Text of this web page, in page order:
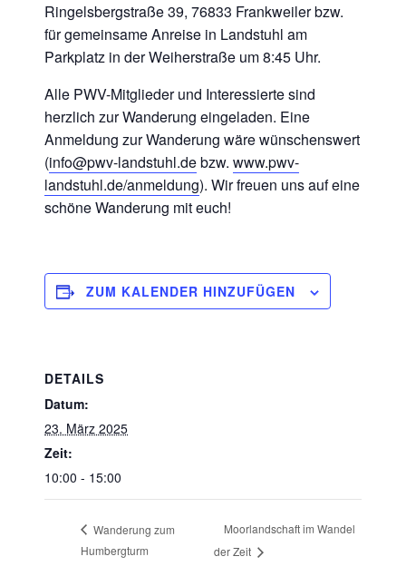
Ringelsbergstraße 39, 76833 Frankweiler bzw.
für gemeinsame Anreise in Landstuhl am
Parkplatz in der Weiherstraße um 8:45 Uhr.
Alle PWV-Mitglieder und Interessierte sind
herzlich zur Wanderung eingeladen. Eine
Anmeldung zur Wanderung wäre wünschenswert
(info@pwv-landstuhl.debzw. www.pwv-
landstuhl.de/anmeldung). Wir freuen uns auf eine
schöne Wanderung mit euch!
ZUM KALENDER HINZUFÜGEN
DETAILS
Datum:
23. März 2025
Zeit:
10:00 - 15:00
Wanderung zum
Humbergturm
Moorlandschaft im Wandel
der Zeit